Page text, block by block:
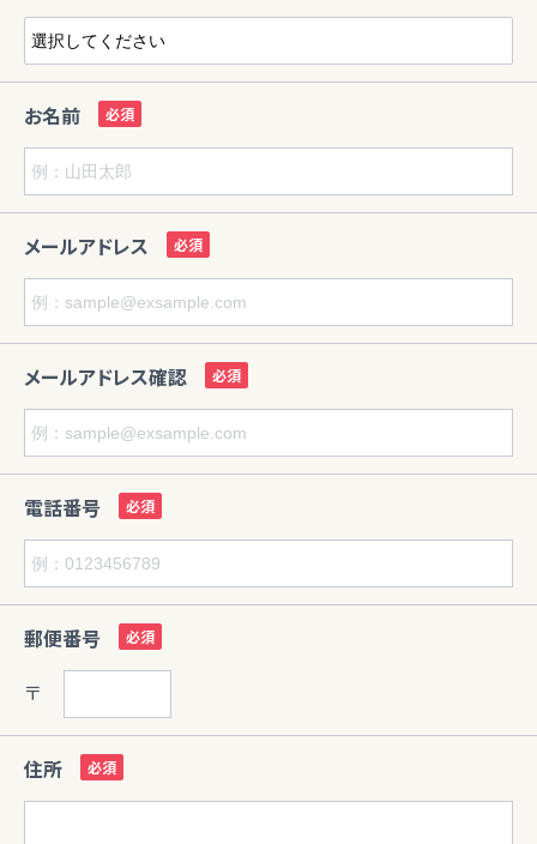
お名前
メールアドレス
メールアドレス確認
電話番号
郵便番号
〒
住所